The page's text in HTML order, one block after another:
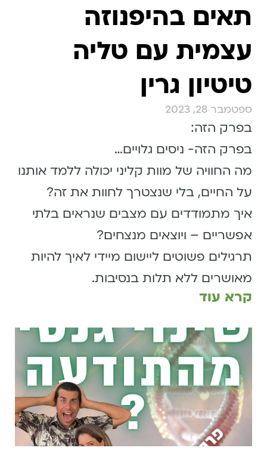
תאים בהיפנוזה
עצמית עם טליה
טיטיון גרין
ספטמבר 28, 2023
בפרק הזה:
בפרק הזה- ניסים גלויים…
מה החוויה של מוות קליני יכולה ללמד אותנו
על החיים, בלי שנצטרך לחוות את זה?
איך מתמודדים עם מצבים שנראים בלתי
אפשריים – ויוצאים מנצחים?
תרגילים פשוטים ליישום מיידי לאיך להיות
מאושרים ללא תלות בנסיבות.
קרא עוד